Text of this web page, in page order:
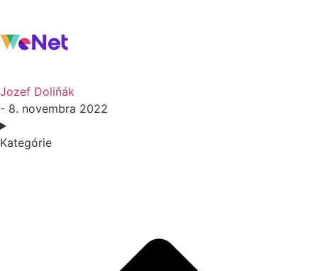
Jozef Doliňák
- 8. novembra 2022
Kategórie